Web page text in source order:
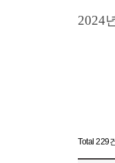
2024
Total 229